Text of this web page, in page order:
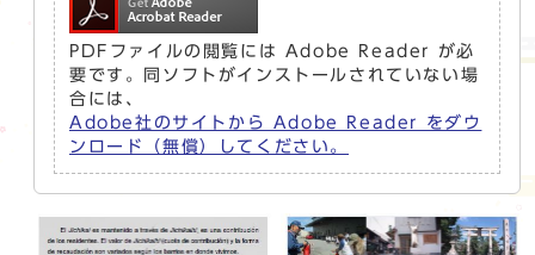
PDFファイルの閲覧には Adobe Reader が必
要です。同ソフトがインストールされていない場
合には、
Adobe社のサイトから Adobe Reader をダウ
ンロード（無償）してください。